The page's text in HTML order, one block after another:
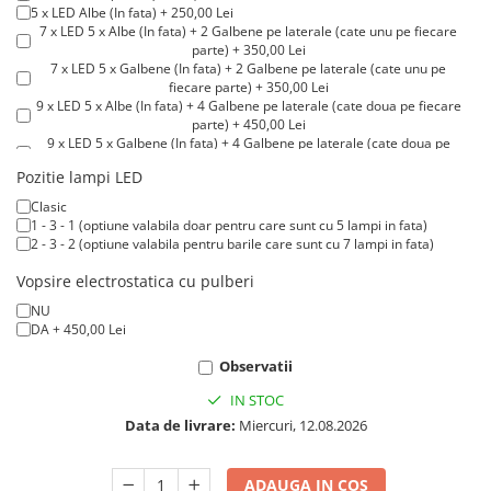
Volvo
Volvo Aero
Volvo FH 2 Euro 4
Volvo FH 3 Euro 5
Volvo FH 4 Euro 6
Volvo Model FM
Lumini, Becuri, Proiectoare
Accesorii iluminare LED camioane
Bare LED (LED Bar) off-road, auto
Becuri auto
Becuri Halogen Auto
Seturi de Becuri Auto
5 x LED Albe (In fata) + 250,00 Lei
7 x LED 5 x Albe (In fata) + 2 Galbene pe laterale (cate unu pe fiecare
parte) + 350,00 Lei
7 x LED 5 x Galbene (In fata) + 2 Galbene pe laterale (cate unu pe
fiecare parte) + 350,00 Lei
9 x LED 5 x Albe (In fata) + 4 Galbene pe laterale (cate doua pe fiecare
parte) + 450,00 Lei
9 x LED 5 x Galbene (In fata) + 4 Galbene pe laterale (cate doua pe
11 x LED 7 x Albe (In fata) + 4 Galbene pe laterale (cate doua pe fiecare
11 x LED 7 x Galbene (In fata) + 4 Galbene pe laterale (cate doua pe
fiecare parte) + 550,00 Lei
12 x LED 8 x Albe (In fata) + 4 Galbene pe laterale (cate doua pe fiecare
parte) + 600,00 Lei
12 x LED 8 x Galbene (In fata) + 4 Galbene pe laterale (cate doua pe
13 x LED 9 x Albe (In fata) + 4 Galbene pe laterale (cate doua pe fiecare
14 x LED 10 x Albe (In fata) + 4 Galbene pe laterale (cate doua pe
14 x LED 10 x Galbene (In fata) + 4 Galbene pe laterale (cate doua pe
fiecare parte) + 700,00 Lei
Pozitie lampi LED
Clasic
1 - 3 - 1 (optiune valabila doar pentru care sunt cu 5 lampi in fata)
2 - 3 - 2 (optiune valabila pentru barile care sunt cu 7 lampi in fata)
Vopsire electrostatica cu pulberi
NU
DA + 450,00 Lei
Observatii
IN STOC
Data de livrare: Miercuri, 12.08.2026
ADAUGA IN COS